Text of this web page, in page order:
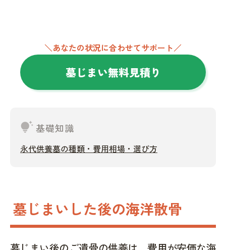
＼あなたの状況に合わせてサポート／
墓じまい無料見積り
tips_and_updates基礎知識
永代供養墓の種類・費用相場・選び方
墓じまいした後の海洋散骨